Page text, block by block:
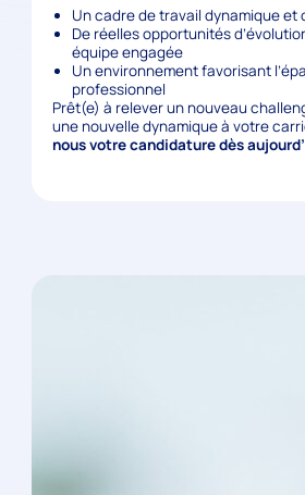
Un cadre de travail dynamique et
De réelles opportunités
équipe engagée
Un environnement favorisant
professionnel
Prêt(e) à relever un nouveau
une nouvelle dynamique à votre
nous votre candidature dès